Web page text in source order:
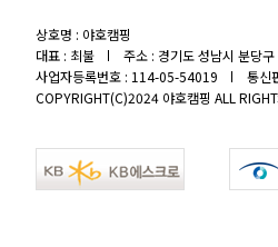
상호명 : 야호캠핑
대표 : 최불
주소 : 경기도 성남시 분당
사업자등록번호 : 114-05-54019
통신
COPYRIGHT(C)2024 야호캠핑 ALL